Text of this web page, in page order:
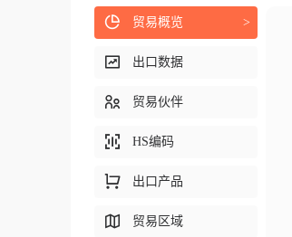
贸易概览 >
出口数据
贸易伙伴
HS编码
出口产品
贸易区域